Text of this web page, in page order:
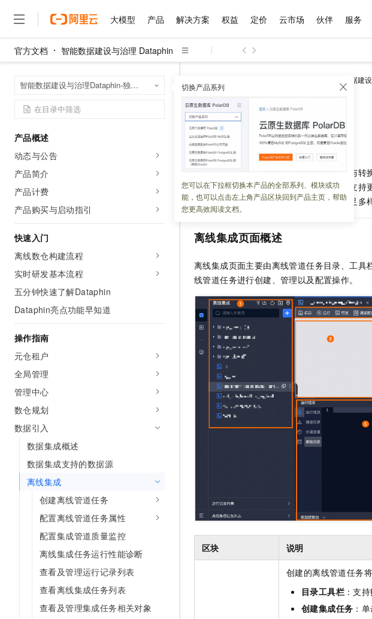
大模型 产品 解决方案 权益 定价 云市场 伙伴 服务
官方文档 智能数据建设与治理 Dataphin
智能数据建设与治理Dataphin-独享模式（半托管版） 切换产品系列
您可以在下拉框切换本产品的全部系列、模块或功
能，也可以点击左上角产品区块回到产品主页，帮助
您更高效阅读文档。
产品概述
动态与公告
产品简介
产品计费
产品购买与启动指引
快速入门
离线数仓构建流程
实时研发基本流程
五分钟快速了解Dataphin
Dataphin亮点功能早知道
操作指南
元仓租户
全局管理
管理中心
数仓规划
数据引入
数据集成概述
数据集成支持的数据源
离线集成
创建离线管道任务
配置离线管道任务属性
配置集成管道质量监控
离线集成任务运行性能诊断
查看及管理运行记录列表
查看离线集成任务列表
查看及管理集成任务相关对象
智能数据建
离线集成
更新时间： 2026-03-05 05:34:27
离线集成支持多种组件，包括输入、输出与
成单条管道。离线集成也支持脚本模式，支持
输出组件也会自动在创建在组件库中，满足多
离线集成页面概述
离线集成页面主要由离线管道任务目录、工
线管道任务进行创建、管理以及配置操作。
区块 说明
创建的离线管道任务
目录工具栏 ：支持
创建集成任务 ：
大模型
大模型
文本生成
Qwen3.8-Max HOT
智能体时代全能旗舰模型
能看、能想、能动手的多模态智能体模型
Qwen3-VL-Plus
Kimi-
Kimi 最新
GLM-
1M上下文
大模型服务
千问AI平台-Token Plan
千问AI平台-模型体验
在线体验全尺寸、多种模态的模型效果
Happy 系列大模型
新一代 AI 视频生成模型，深度适配广告营销等场景
AI 应用
大模型
灵活可视
人工智能
快速部署 Dify，高效搭建 AI 应用
依托云原生高可用架构,实现Dify私有化部署
10 分钟在聊天系统中增加一个 AI 助手
产品
精选产品
人工智能与机器学习
容器
存储
网络与CDN
安全
中间件
数据库
大数据计算
媒体服务
企业服务与云通信
域名与网站
终端用户计算
Serverless
开发工具
迁移与运维管理
专有云
精选产品
大模型服务平台百炼
大模型服务与应用平台
千问大模型
多元化、高性能、安全可靠的大模型服务
无影云电脑
随时随地安全接入的云上超级电脑
云解析DNS
云原生大数据计算服务 MaxCompute
域名与网站
对象存储
人工智能
一站式AI
Qoder CN
解决方案
精选解决方案
AI
大数据
现代化应用
安全
网络
可观测
企业出海
政企业务
精选解决方案
睿译宝，AI翻译排版一步到位
上传文档即自动完成翻译和格式还原
GLM-5.2：长任务时代开源旗舰模型
真正可用的 1M 上下文,一次完成代码全链路开发
Hermes Agent，打造自进化智能体
自主进化，持久记忆，越用越聪明
快速拥有专属 OpenClaw
即刻拥有
轻松解锁专
5 分钟轻
Claude
权益 普惠上云
普惠上云 官方力荐
云服务器38元/年起，超值低价云产品抢先购
官方推荐返现计划
推荐新用户得奖励，单订单最高返9万
云工开物
高校专属算力普惠，学生认证享300元代金券
免费试用
解决方案免费试用 新老同享
AI 产品 免费试用
140+云产品 免费试用
产品新客免费试用，最长12个月
大模型ACA认证体验
助力企业全员 AI 认知与能力提升
AI 特惠
智启 AI 普
阿里云
至高百万
Token
Qwen3.8-
千问办公
Night
定价 产品定价
了解云产品的定价详情
云上成本管理
管理和优化成本
价格计
自助选配
价格优势
推动算力
云市场 精选商城
网站建设
多端小程序
Salesforce 国际版订阅
友盟天域
观测云
Tuya 物联网平台阿里云版
电子合同
畅捷通
Tableau 订阅
AI空中课堂在线直播课堂（旗舰版）
生态解决方案
行业生态解决方案
开发者生态解决方案
AI 开发和 AI 应用解决方案
数据与
数据集
身份实名认
短信
OCR 文
发票查验
天气预报
企业应用
ERP
CRM
广告营销
伙伴 成为销售伙伴
分销伙伴
咨询伙伴
销售伙伴合作计划
Salesforce On Alibaba Cloud
Consulting Partner 合作计划
成为产
产品生态
产品生态
服务 售前咨询
在线服务
售后服务
自助服务
工单服务
短信专区
企业增
企业支持
企业增值
企业成
服务实践
了解阿里云 为什么选择阿里云
什么是云计算
技术领先
稳定可靠
安全合规
分析师报告
研究报告与白皮书
天池大赛
AI 算法大赛
云开发大赛
入门学习赛
最佳实
云上春晚
云栖战略参
云上的中国
看见新力
金融模力
客户案例